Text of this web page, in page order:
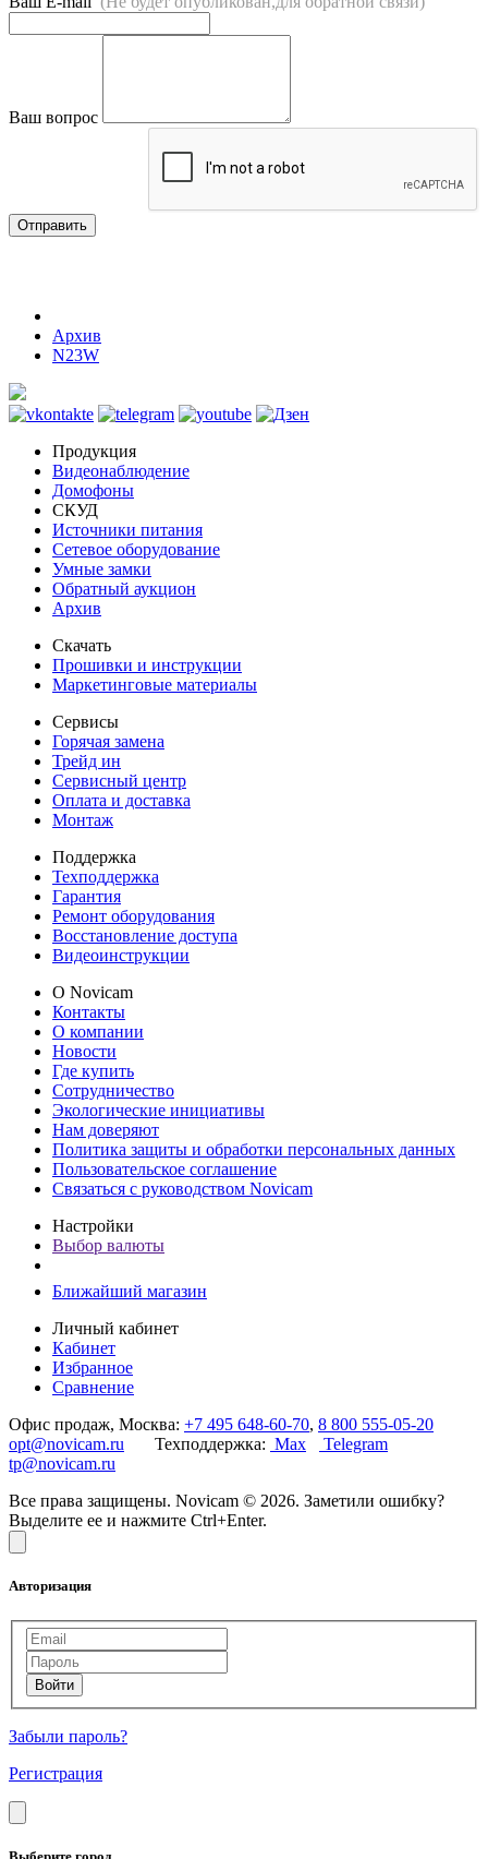
Ваш вопрос
Отправить
Архив
N23W
Продукция
Видеонаблюдение
Домофоны
СКУД
Источники питания
Сетевое оборудование
Умные замки
Обратный аукцион
Архив
Скачать
Прошивки и инструкции
Маркетинговые материалы
Сервисы
Горячая замена
Трейд ин
Сервисный центр
Оплата и доставка
Монтаж
Поддержка
Техподдержка
Гарантия
Ремонт оборудования
Восстановление доступа
Видеоинструкции
О Novicam
Контакты
О компании
Новости
Где купить
Сотрудничество
Экологические инициативы
Нам доверяют
Политика защиты и обработки персональных данных
Пользовательское соглашение
Связаться с руководством Novicam
Настройки
Выбор валюты
Ближайший магазин
Личный кабинет
Кабинет
Избранное
Сравнение
Офис продаж, Москва: +7 495 648-60-70, 8 800 555-05-20
opt@novicam.ru Техподдержка: Max
Telegram
tp@novicam.ru
Все права защищены. Novicam © 2026. Заметили ошибку?
Выделите ее и нажмите Ctrl+Enter.
Авторизация
Забыли пароль?
Регистрация